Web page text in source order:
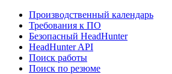
Производственный календарь
Требования к ПО
Безопасный HeadHunter
HeadHunter API
Поиск работы
Поиск по резюме